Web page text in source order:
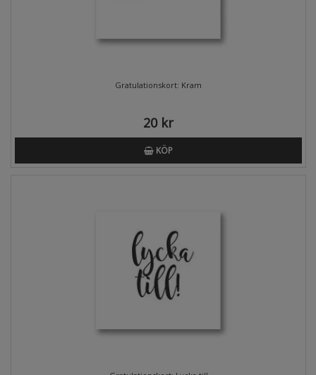
Gratulationskort: Kram
20 kr
KÖP